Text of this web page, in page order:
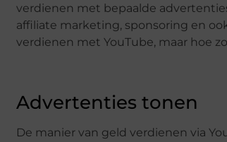
verdienen met bepaalde
affiliate marketing, sponsoring en
verdienen met YouTube, maar hoe
Advertenties tonen
De manier van geld verdienen via